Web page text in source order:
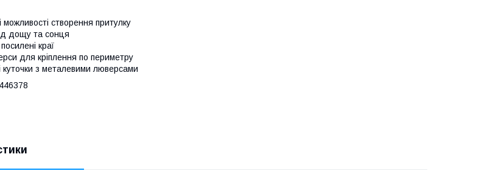
можливості створення притулку
дощу та сонця
краї
для кріплення по периметру
куточки з металевими люверсами